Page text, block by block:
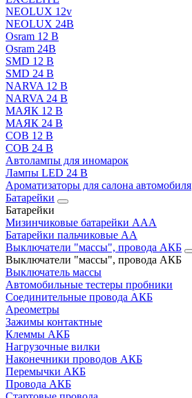
NEOLUX 12v
NEOLUX 24В
Osram 12 В
Osram 24В
SMD 12 В
SMD 24 В
NARVA 12 В
NARVA 24 В
МАЯК 12 В
МАЯК 24 В
COB 12 В
COB 24 В
Автолампы для иномарок
Лампы LED 24 B
Ароматизаторы для салона автомобиля
Батарейки
Батарейки
Мизинчиковые батарейки AAA
Батарейки пальчиковые АА
Выключатели "массы", провода АКБ
Выключатели "массы", провода АКБ
Выключатель массы
Автомобильные тестеры пробники
Соединительные провода АКБ
Ареометры
Зажимы контактные
Клеммы АКБ
Нагрузочные вилки
Наконечники проводов АКБ
Перемычки АКБ
Провода АКБ